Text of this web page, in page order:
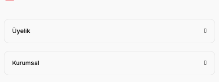
Üyelik
Kurumsal